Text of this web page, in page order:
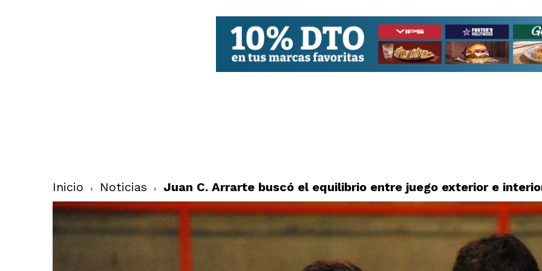
Inicio Noticias Juan C. Arrarte buscó el equilibrio entre juego exterior e